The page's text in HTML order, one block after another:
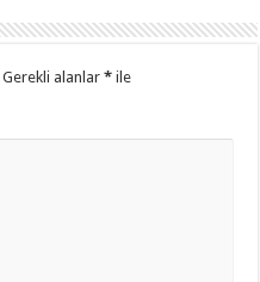
Gerekli alanlar* ile